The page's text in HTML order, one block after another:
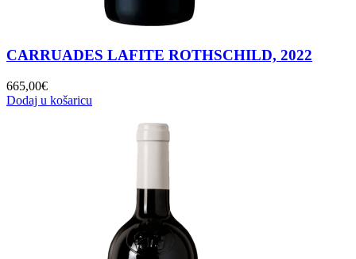
CARRUADES LAFITE ROTHSCHILD, 2022
665,00€
Dodaj u košaricu